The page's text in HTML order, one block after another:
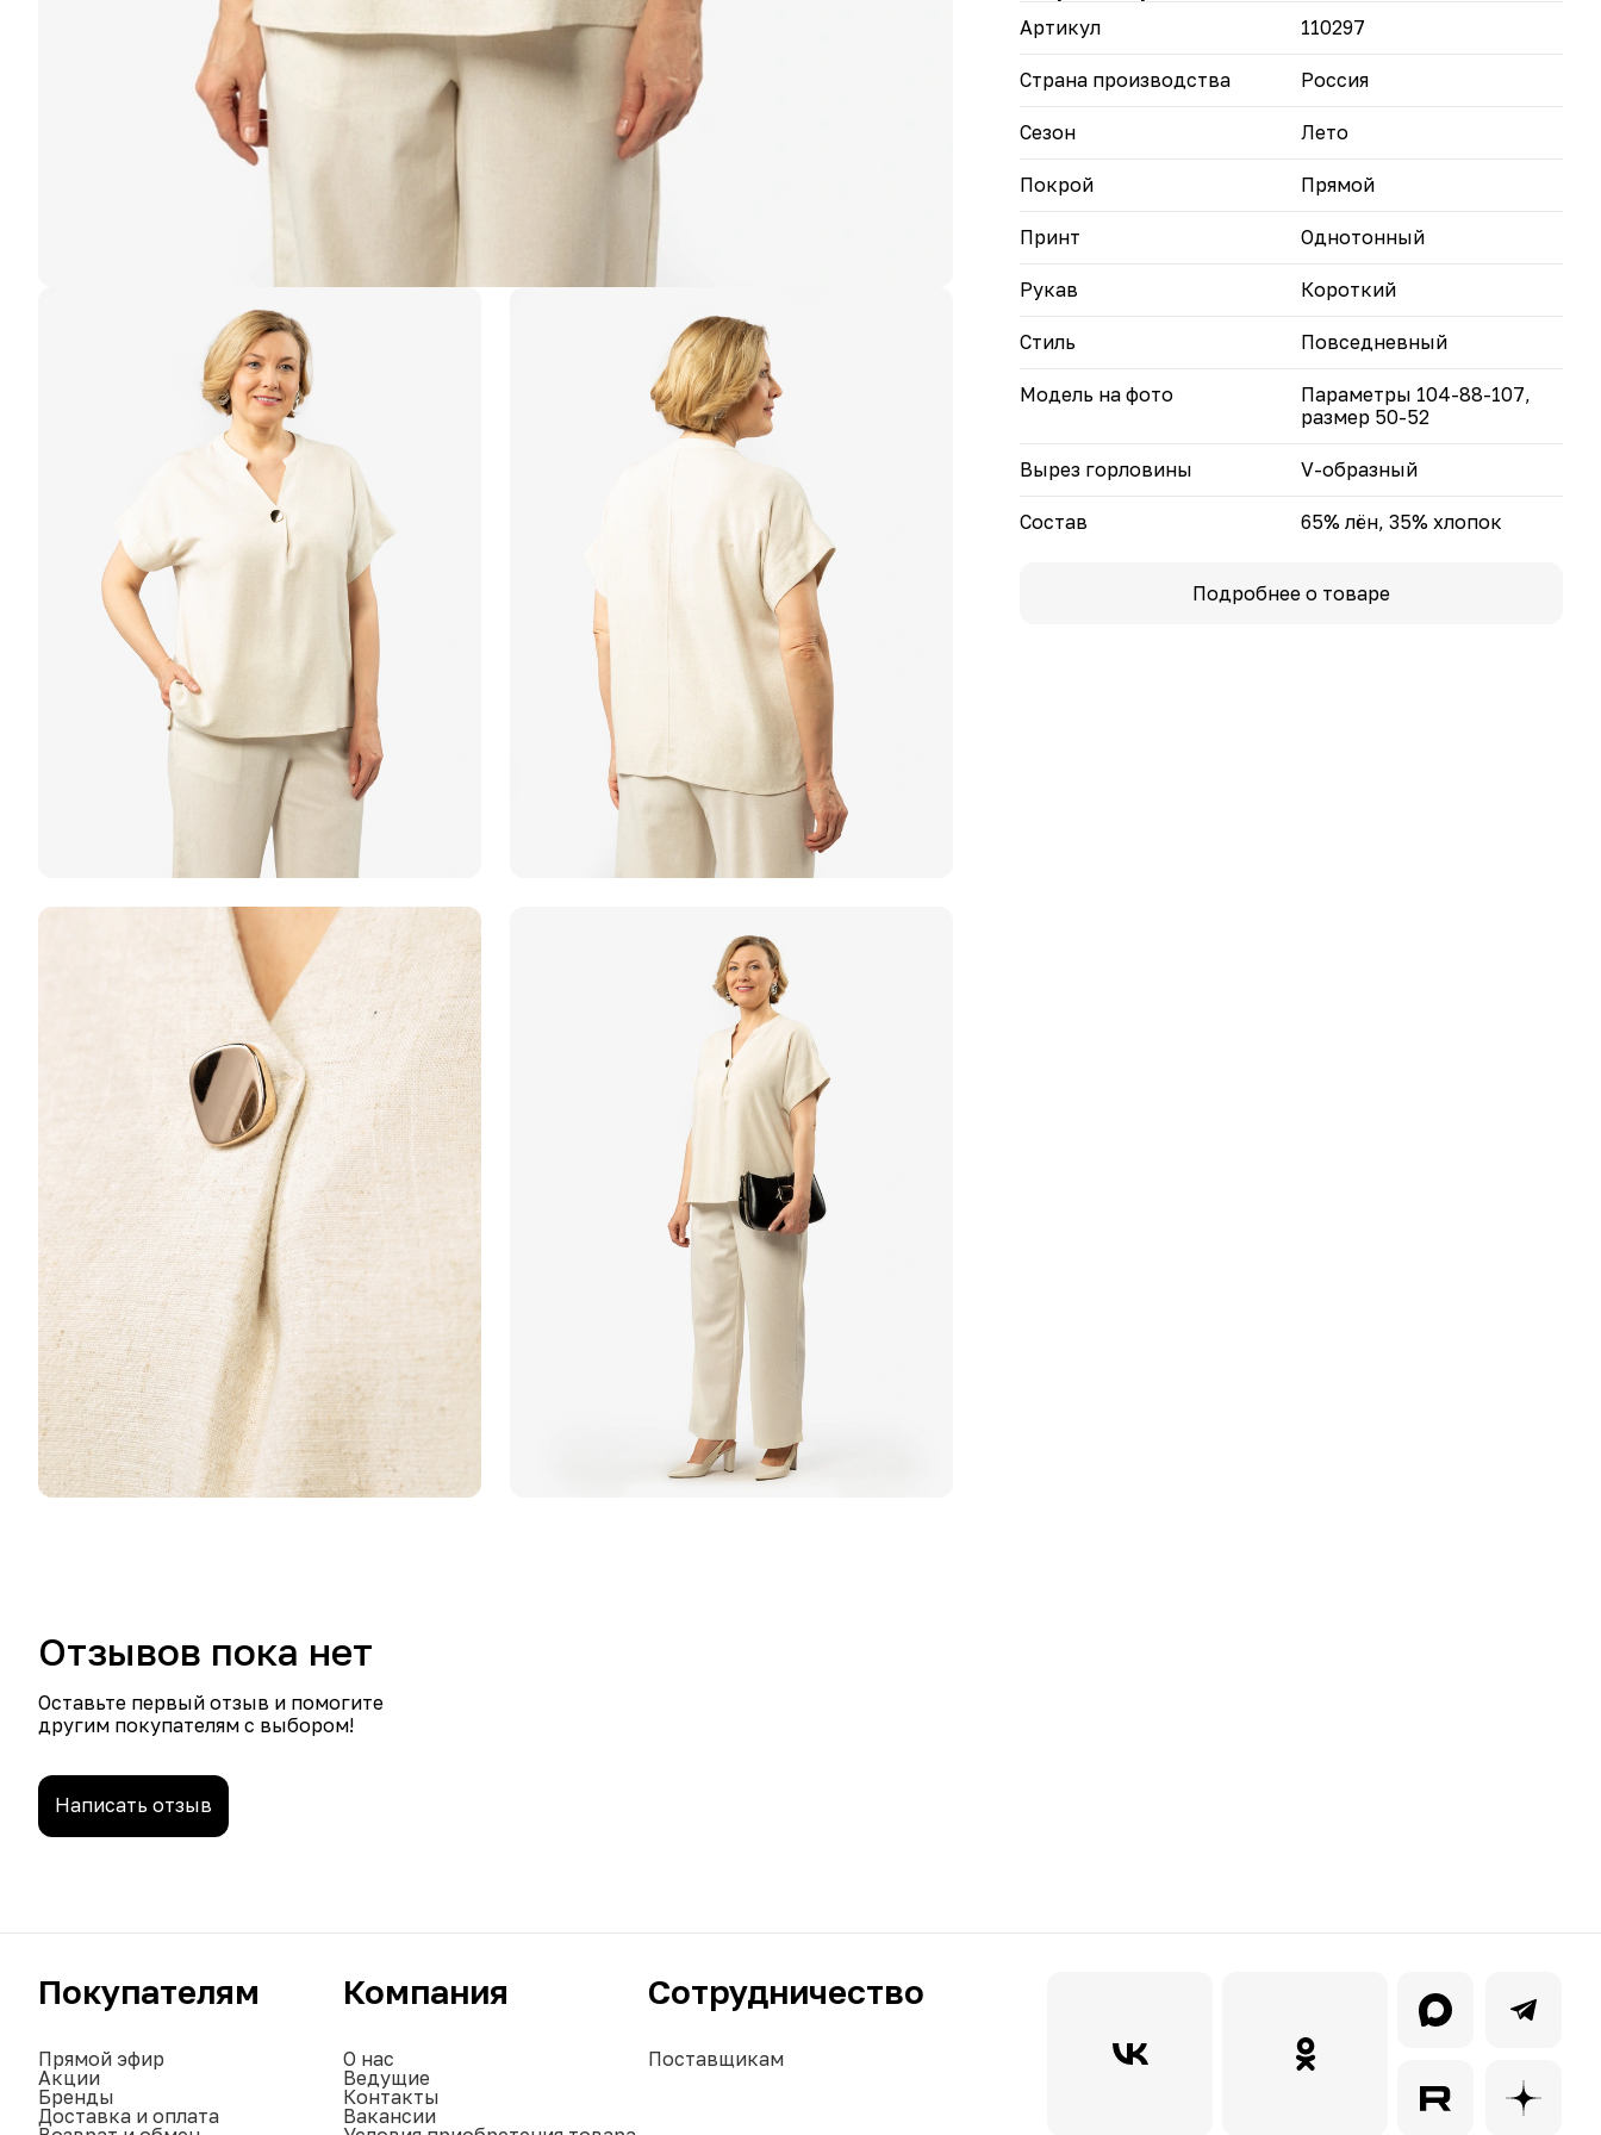
• Представлена в четырёх лаконичных оттенках:
бежевый, белый, кофейный и оливковый — легко
• Размеры 50–56 позволяют выбрать идеальную
• Лён в составе придаёт изделию благородную фактуру
и устойчивость к сминанию.
юбками, брюками, пиджаками.
Добавьте в свой гардероб стильную и удобную блузу
уверенностью и комфортом.
Артикул 110297
Страна производства Россия
Сезон Лето
Покрой Прямой
Принт Однотонный
Рукав Короткий
Стиль Повседневный
Модель на фото
Параметры 104-88-107,
размер 50-52
Вырез горловины V-образный
Состав 65% лён, 35% хлопок
Подробнее о товаре
Отзывов пока нет
Оставьте первый отзыв и помогите
другим покупателям с выбором!
Написать отзыв
Покупателям
Прямой эфир
Акции
Бренды
Доставка и оплата
Компания
О нас
Ведущие
Контакты
Вакансии
Сотрудничество
Поставщикам